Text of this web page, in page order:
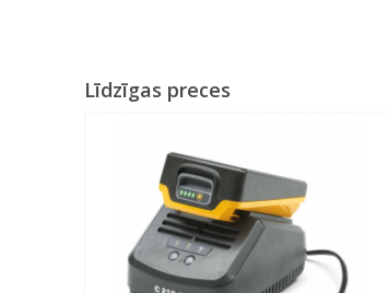
Līdzīgas preces